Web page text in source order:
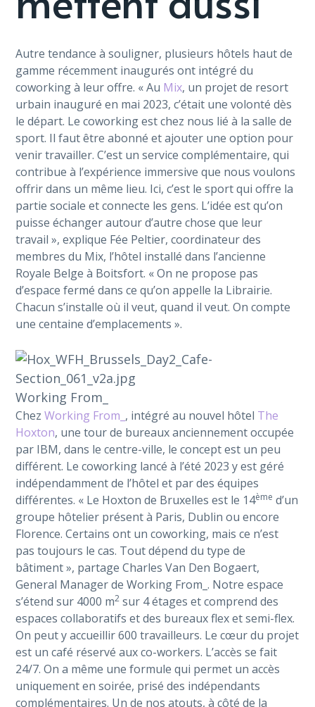
Autre tendance à souligner, plusieurs hôtels haut de
gamme récemment inaugurés ont intégré du
coworking à leur offre. « Au Mix, un projet de resort
urbain inauguré en mai 2023, c’était une volonté dès
le départ. Le coworking est chez nous lié à la salle de
sport. Il faut être abonné et ajouter une option pour
venir travailler. C’est un service complémentaire, qui
contribue à l’expérience immersive que nous voulons
offrir dans un même lieu. Ici, c’est le sport qui offre la
partie sociale et connecte les gens. L’idée est qu’on
puisse échanger autour d’autre chose que leur
travail », explique Fée Peltier, coordinateur des
membres du Mix, l’hôtel installé dans l’ancienne
Royale Belge à Boitsfort. « On ne propose pas
d’espace fermé dans ce qu’on appelle la Librairie.
Chacun s’installe où il veut, quand il veut. On compte
une centaine d’emplacements ».
Working From_
Chez Working From_ , intégré au nouvel hôtel The
Hoxton, une tour de bureaux anciennement occupée
par IBM, dans le centre-ville, le concept est un peu
différent. Le coworking lancé à l’été 2023 y est géré
indépendamment de l’hôtel et par des équipes
différentes. « Le Hoxton de Bruxelles est le 14ème d’un
groupe hôtelier présent à Paris, Dublin ou encore
Florence. Certains ont un coworking, mais ce n’est
pas toujours le cas. Tout dépend du type de
bâtiment », partage Charles Van Den Bogaert,
General Manager de Working From_. Notre espace
s’étend sur 4000 m2 sur 4 étages et comprend des
espaces collaboratifs et des bureaux flex et semi-flex.
On peut y accueillir 600 travailleurs. Le cœur du projet
est un café réservé aux co-workers. L’accès se fait
24/7. On a même une formule qui permet un accès
uniquement en soirée, prisé des indépendants
complémentaires. Un de nos atouts, à côté de la